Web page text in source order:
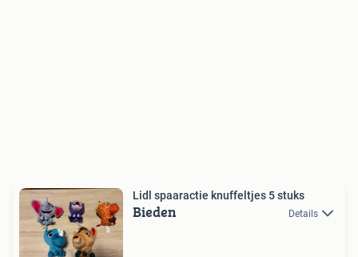
Lidl spaaractie knuffeltjes 5 stuks
Bieden Details